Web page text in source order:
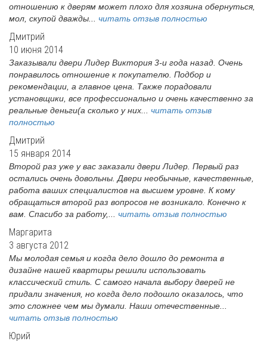
отношению к дверям может плохо для хозяина обернуться,
мол, скупой дважды... читать отзыв полностью
Дмитрий
10 июня 2014
Заказывали двери Лидер Виктория 3-и года назад. Очень
понравилось отношение к покупателю. Подбор и
рекомендации, а главное цена. Также порадовали
установщики, все профессионально и очень качественно за
реальные деньги(а сколько у них... читать отзыв
полностью
Дмитрий
15 января 2014
Второй раз уже у вас заказали двери Лидер. Первый раз
остались очень довольны. Двери необычные, качественные,
работа ваших специалистов на высшем уровне. К кому
обращаться второй раз вопросов не возникало. Конечно к
вам. Спасибо за работу,... читать отзыв полностью
Маргарита
3 августа 2012
Мы молодая семья и когда дело дошло до ремонта в
дизайне нашей квартиры решили использовать
классический стиль. С самого начала выбору дверей не
придали значения, но когда дело подошло оказалось, что
это сложнее чем мы думали. Наши отечественные...
читать отзыв полностью
Юрий